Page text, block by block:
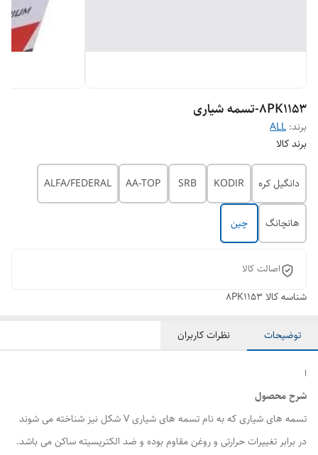
8PK1153-تسمه شیاری
برند: ALL
برند کالا
دانگیل کره KODIR
SRB
AA-TOP
ALFA/FEDERAL
هانچانگ چین
اصالت کالا
شناسه کالا 8PK1153
توضیحات نظرات کاربران
ا
شرح محصول
تسمه های شیاری که به نام تسمه های شیاری V شکل نیز شناخته می شوند
در برابر تغییرات حرارتی و روغن مقاوم بوده و ضد الکتریسیته ساکن می باشد.